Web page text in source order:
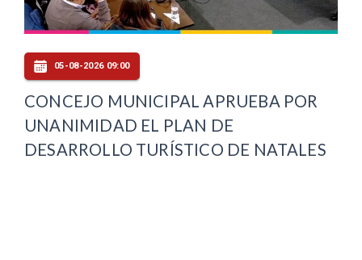
05-08-2026 09:00
CONCEJO MUNICIPAL APRUEBA POR
UNANIMIDAD EL PLAN DE
DESARROLLO TURÍSTICO DE NATALES